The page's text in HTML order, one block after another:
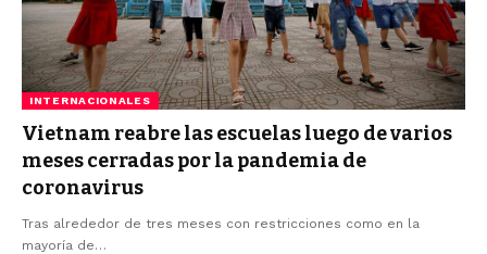
INTERNACIONALES
Vietnam reabre las escuelas luego de varios
meses cerradas por la pandemia de
coronavirus
Tras alrededor de tres meses con restricciones como en la
mayoría de…